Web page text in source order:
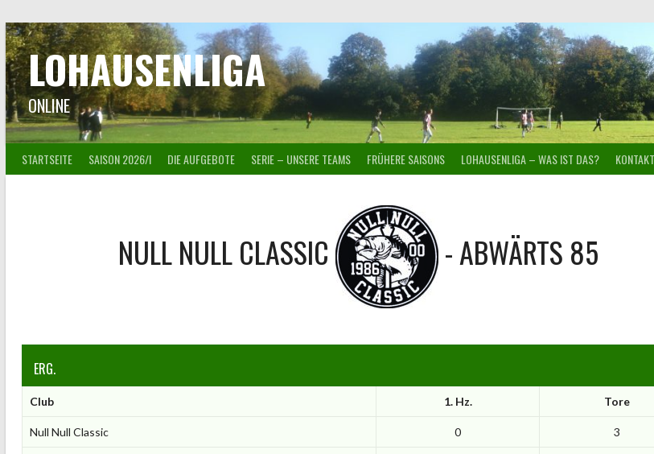
zum
InhaltLOHAUSENLIGA
ONLINE
STARTSEITE SAISON 2026/I DIE AUFGEBOTE SERIE – UNSERE TEAMS FRÜHERE SAISONS LOHAUSENLIGA – WAS IST DAS? KONTAKT
NULL NULL CLASSIC -ABWÄRTS 85
ERG.
Club 1. Hz. Tore
Null Null Classic 0 3